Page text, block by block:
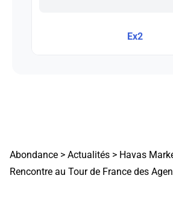
Ex2
Abondance > Actualités > Havas
Rencontre au Tour de France des